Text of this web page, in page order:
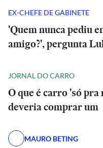
EX-CHEFE DE GABINETE
'Quem nunca pediu
amigo?', pergunta
JORNAL DO CARRO
O que é carro 'só
deveria comprar um
MAURO BETING